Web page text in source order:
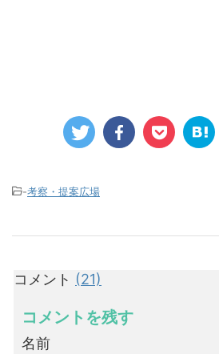
-考察・提案広場
コメント (21)
コメントを残す
名前